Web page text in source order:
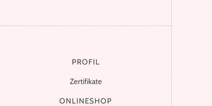
PROFIL
Zertifikate
ONLINESHOP